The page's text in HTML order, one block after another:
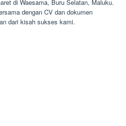
di Waesama, Buru Selatan, Maluku.
dengan CV dan dokumen
dari kisah sukses kami.